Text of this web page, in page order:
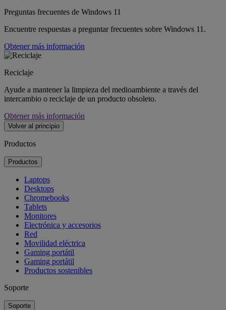
Preguntas frecuentes de Windows 11
Encuentre respuestas a preguntar frecuentes sobre Windows 11.
Obtener más información
Reciclaje
Ayude a mantener la limpieza del medioambiente a través del
intercambio o reciclaje de un producto obsoleto.
Obtener más información
Volver al principio
Productos
Productos
Laptops
Desktops
Chromebooks
Tablets
Monitores
Electrónica y accesorios
Red
Movilidad eléctrica
Gaming portátil
Gaming portátil
Productos sostenibles
Soporte
Soporte